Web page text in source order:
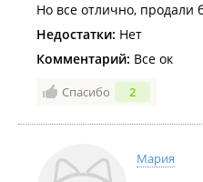
Но все отлично, продали
Недостатки: Нет
Комментарий: Все ок
Спасибо 2
Мария